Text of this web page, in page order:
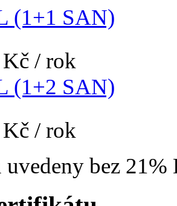
(1+1 SAN)
/ rok
(1+2 SAN)
/ rok
uvedeny bez 21%